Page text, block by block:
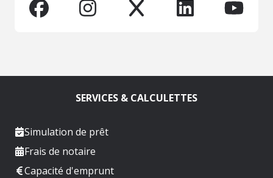
SERVICES & CALCULETTES
Simulation de prêt
Frais de notaire
Capacité d'emprunt